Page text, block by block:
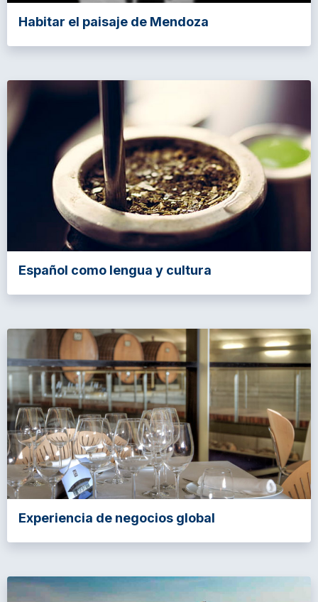
Habitar el paisaje de Mendoza
Español como lengua y cultura
Experiencia de negocios global